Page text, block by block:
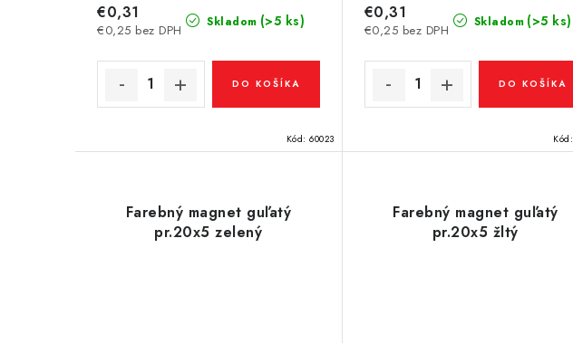
Skladom (>5 ks)
€0,25 bez DPH
€0,31
DO KOŠÍKA
Kód: 60023
Skladom (>5 ks)
€0,25 bez DPH
€0,31
DO KOŠÍKA
Kód:
Farebný magnet guľatý
pr.20x5 zelený
Farebný magnet guľatý
pr.20x5 žltý